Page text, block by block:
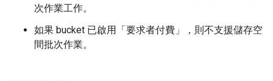
次作業工作。
如果 bucket 已啟用「要求者付費」
，則不支援儲存空
間批次作業。